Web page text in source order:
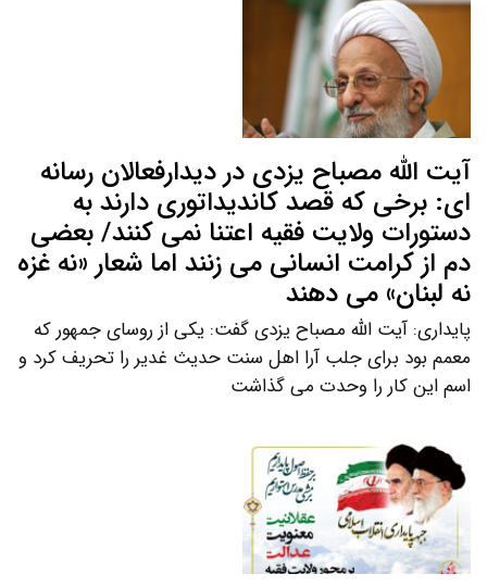
آیت الله مصباح یزدی در دیدارفعالان رسانه
ای: برخی که قصد کاندیداتوری دارند به
دستورات ولایت فقیه اعتنا نمی کنند/ بعضی
دم از کرامت انسانی می زنند اما شعار «نه غزه
نه لبنان» می دهند
پایداری: آیت الله مصباح یزدی گفت: یکی از روسای جمهور که
معمم بود برای جلب آرا اهل سنت حدیث غدیر را تحریف کرد و
اسم این کار را وحدت می گذاشت